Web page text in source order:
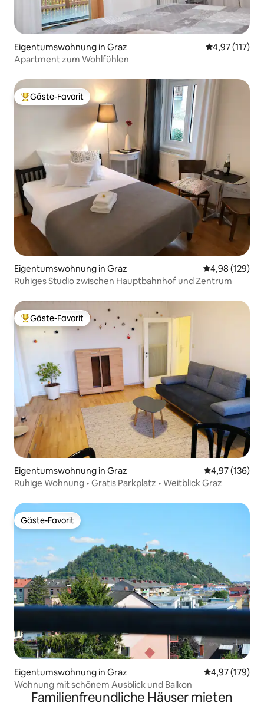
Eigentumswohnung in Graz
4,97 (117)
Apartment zum Wohlfühlen
Beliebter Gäste-Favorit.
Gäste-Favorit
Eigentumswohnung in Graz
4,98 (129)
Ruhiges Studio zwischen Hauptbahnhof und Zentrum
Beliebter Gäste-Favorit.
Gäste-Favorit
Eigentumswohnung in Graz
4,97 (136)
Ruhige Wohnung • Gratis Parkplatz • Weitblick Graz
Gäste-Favorit
Gäste-Favorit
Eigentumswohnung in Graz
4,97 (179)
Wohnung mit schönem Ausblick und Balkon
Familienfreundliche Häuser mieten